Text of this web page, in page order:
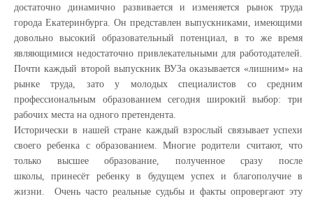
достаточно динамично развивается и изменяется рынок труда
города Екатеринбурга. Он представлен выпускниками, имеющими
довольно высокий образовательный потенциал, в то же время
являющимися недостаточно привлекательными для работодателей.
Почти каждый второй выпускник ВУЗа оказывается «лишним» на
рынке труда, зато у молодых специалистов со средним
профессиональным образованием сегодня широкий выбор: три
рабочих места на одного претендента.
Исторически в нашей стране каждый взрослый связывает успехи
своего ребенка с образованием. Многие родители считают, что
только высшее образование, полученное сразу после
школы, принесёт ребенку в будущем успех и благополучие в
жизни. Очень часто реальные судьбы и факты опровергают эту